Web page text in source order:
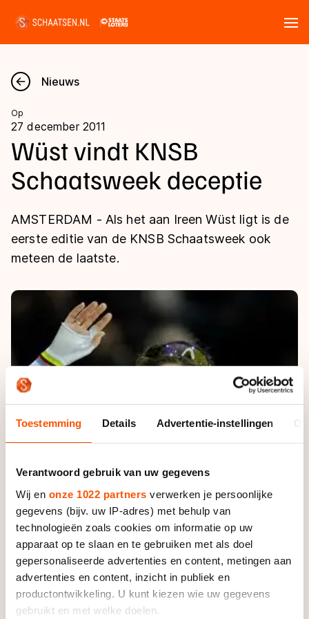
Toestemming Details Advertentie-instellingen
Verantwoord gebruik van uw gegevens
Wij en onze 1022 partners verwerken je persoonlijke
gegevens (bijv. uw IP-adres) met behulp van
technologieën zoals cookies om informatie op uw
apparaat op te slaan en te gebruiken met als doel
gepersonaliseerde advertenties en content, metingen aan
advertenties en content, inzicht in publiek en
productontwikkeling. U kunt kiezen wie uw gegevens
gebruikt en met welke doelen.
Nieuws
Kalender
Disciplines
Langebaan
Shorttrack
Kunstschaatsen
Schoonrijden
Natuurijs
Uitslagen
Langebaan
Inlineskaten
Kunstschaatsen
Tijden & historie
Ranglijsten Langebaan
Persoonlijke records & tijden
Historie & statistiek
De weg op
Inschrijven wedstrijden
Algemene Nederlandse Schaatstijd
Deze zomer de weg op
Waar kan ik schaatsen en skaten?
Schaatsfans
Alles voor jou als schaatsfan
Tickets
Word schaatsfan!
Winacties
Olympische Spelen
Olympische uitslagen
Van Jong tot Goud verhalen
Nieuws
Op
27 december 2011
Wüst vindt KNSB
Schaatsweek deceptie
AMSTERDAM - Als het aan Ireen Wüst ligt is de
eerste editie van de KNSB Schaatsweek ook
meteen de laatste.